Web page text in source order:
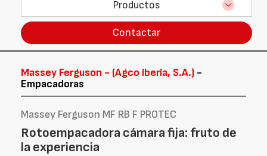
Productos
Contactar
Massey Ferguson - (Agco Iberia, S.A.) -
Empacadoras
Massey Ferguson MF RB F PROTEC
Rotoempacadora cámara fija: fruto de
la experiencia